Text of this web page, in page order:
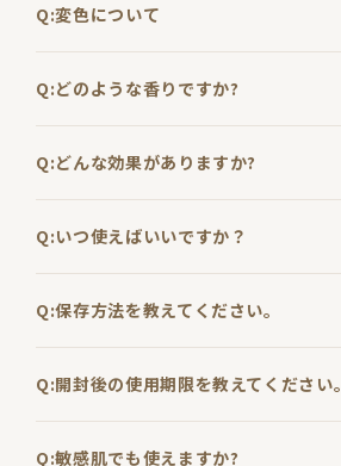
Q:変色について
Q:どのような香りですか?
Q:どんな効果がありますか?
Q:いつ使えばいいですか？
Q:保存方法を教えてください。
Q:開封後の使用期限を教えてください。
Q:敏感肌でも使えますか?